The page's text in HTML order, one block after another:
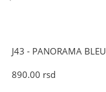
J43 - PANORAMA BLEU
890.00 rsd